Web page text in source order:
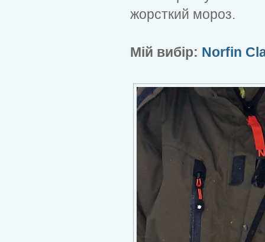
жорсткий мороз.
Мій вибір: Norfin